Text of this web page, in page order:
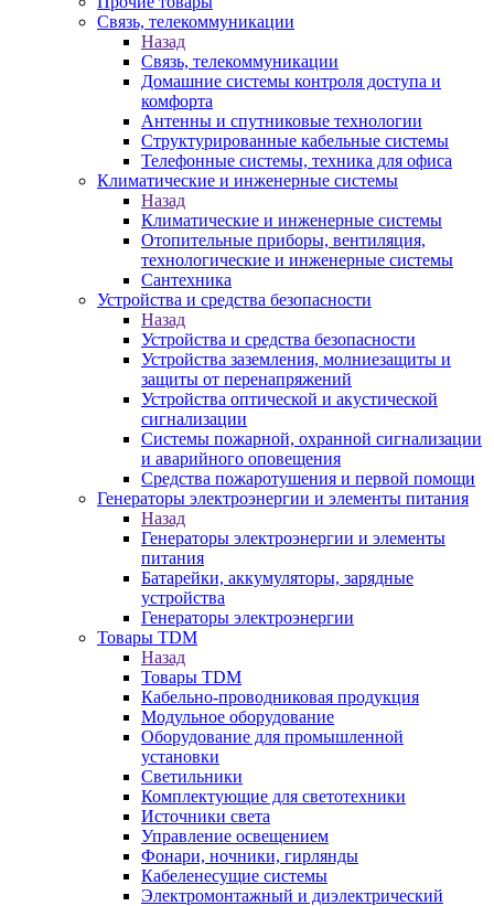
Связь, телекоммуникации
Назад
Связь, телекоммуникации
Домашние системы контроля доступа и
комфорта
Антенны и спутниковые технологии
Структурированные кабельные системы
Телефонные системы, техника для офиса
Климатические и инженерные системы
Назад
Климатические и инженерные системы
Отопительные приборы, вентиляция,
технологические и инженерные системы
Сантехника
Устройства и средства безопасности
Назад
Устройства и средства безопасности
Устройства заземления, молниезащиты и
защиты от перенапряжений
Устройства оптической и акустической
сигнализации
Системы пожарной, охранной сигнализации
и аварийного оповещения
Средства пожаротушения и первой помощи
Генераторы электроэнергии и элементы питания
Назад
Генераторы электроэнергии и элементы
питания
Батарейки, аккумуляторы, зарядные
устройства
Генераторы электроэнергии
Товары TDM
Назад
Товары TDM
Кабельно-проводниковая продукция
Модульное оборудование
Оборудование для промышленной
установки
Светильники
Комплектующие для светотехники
Источники света
Управление освещением
Фонари, ночники, гирлянды
Кабеленесущие системы
Электромонтажный и диэлектрический